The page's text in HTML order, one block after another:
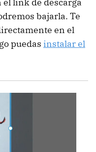
bajarla. Te
en el
puedas instalar el